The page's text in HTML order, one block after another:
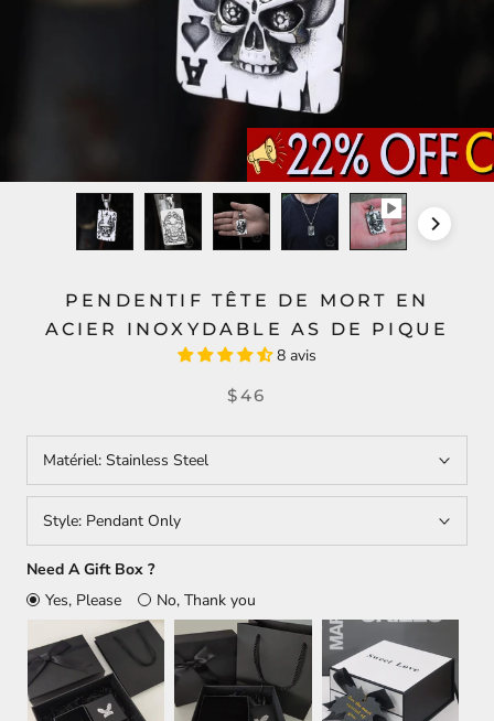
PENDENTIF TÊTE DE MORT EN
ACIER INOXYDABLE AS DE PIQUE
8 avis
$46
Matériel: Stainless Steel
Style: Pendant Only
Need A Gift Box ?
Yes, Please
No, Thank you